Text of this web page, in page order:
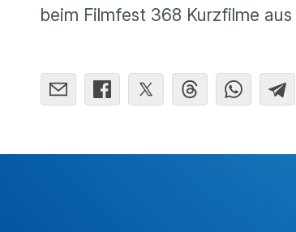
beim Filmfest 368 Kurzfilme